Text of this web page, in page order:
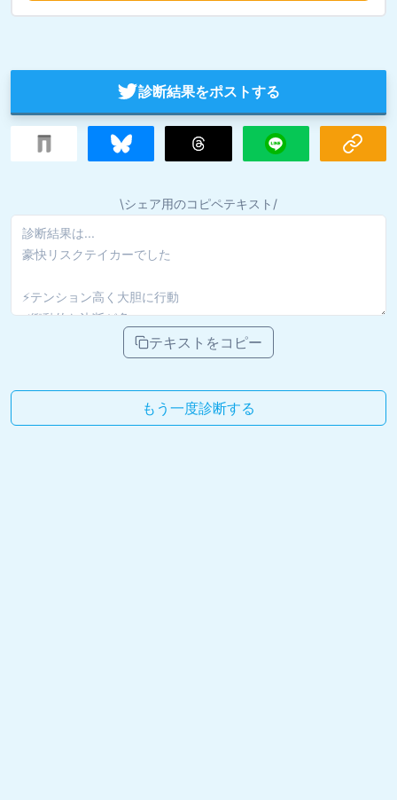
診断結果をポストする
\シェア用のコピペテキスト/
テキストをコピー
もう一度診断する